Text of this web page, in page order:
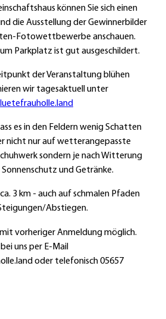
können Sie sich einen
die Ausstellung der Gewinnerbilder
Fotowettbewerbe anschauen.
Parkplatz ist gut ausgeschildert.
der Veranstaltung blühen
wir tagesaktuell unter
es in den Feldern wenig Schatten
nicht nur auf wetterangepasste
sondern je nach Witterung
und Getränke.
3 km - auch auf schmalen Pfaden
Abstiegen.
vorheriger Anmeldung möglich.
uns per E-Mail
oder telefonisch 05657